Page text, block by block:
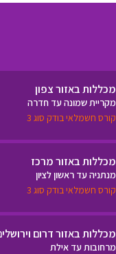
מכללות באזור צפון
מקריית שמונה עד חדרה
קורס חשמלאי בודק סוג 3
מכללות באזור מרכז
מנתניה עד ראשון לציון
קורס חשמלאי בודק סוג 3
מכללות באזור דרום
מרחובות עד אילת